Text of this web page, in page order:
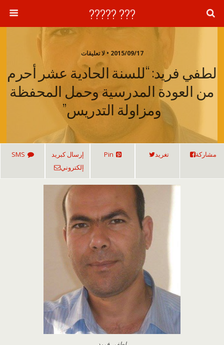
??? ?????
2015/09/17 • لا تعليقات
لطفي فريد: “للسنة الحادية عشر أحرم
من العودة المدرسية وحمل المحفظة
ومزاولة التدريس”
مشاركة تغريد Pin
إرسال كبريد
إلكتروني
SMS